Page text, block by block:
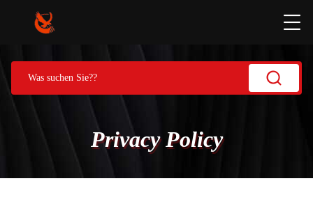
Privacy Policy